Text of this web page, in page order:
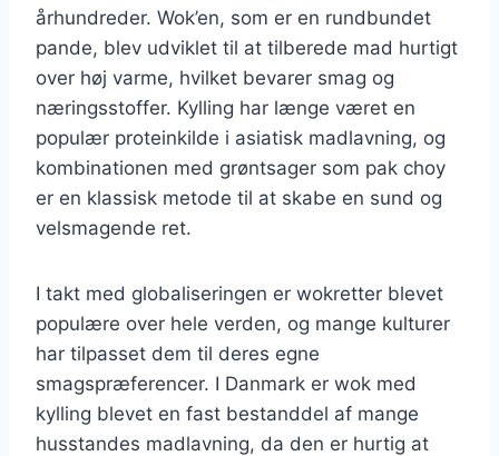
århundreder. Wok’en, som er en rundbundet
pande, blev udviklet til at tilberede mad hurtigt
over høj varme, hvilket bevarer smag og
næringsstoffer. Kylling har længe været en
populær proteinkilde i asiatisk madlavning, og
kombinationen med grøntsager som pak choy
er en klassisk metode til at skabe en sund og
velsmagende ret.
I takt med globaliseringen er wokretter blevet
populære over hele verden, og mange kulturer
har tilpasset dem til deres egne
smagspræferencer. I Danmark er wok med
kylling blevet en fast bestanddel af mange
husstandes madlavning, da den er hurtig at